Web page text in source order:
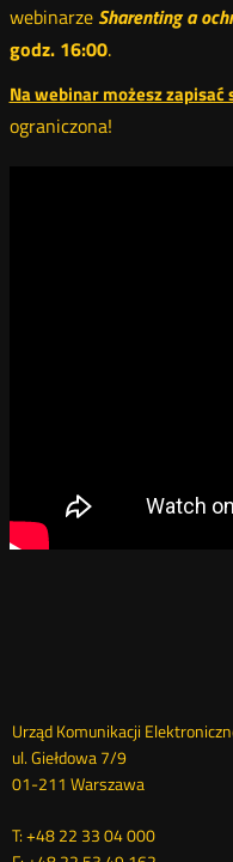
webinarze Sharenting a
godz. 16:00.
Na webinar możesz zapisać
ograniczona!
Dane
kontaktowe
Urząd Komunikacji
ul. Giełdowa 7/9
01-211 Warszawa
T: +48 22 33 04 000